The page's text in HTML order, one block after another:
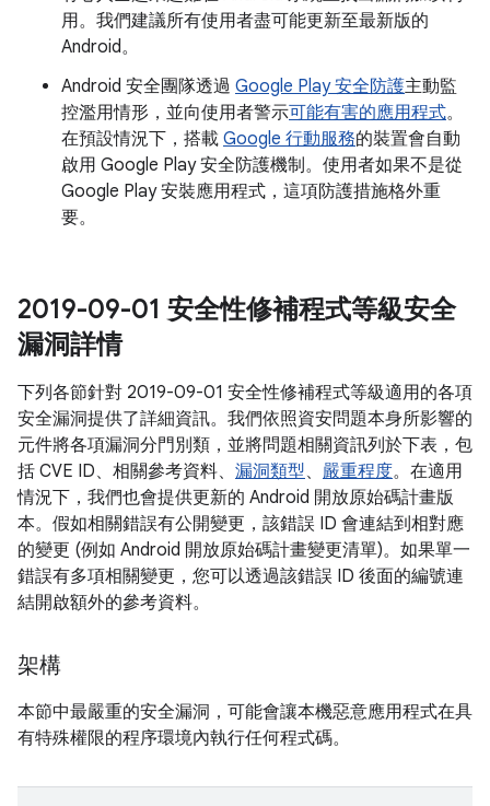
用。我們建議所有使用者盡可能更新至最新版的
Android。
Android 安全團隊透過 Google Play 安全防護主動監
控濫用情形，並向使用者警示可能有害的應用程式。
在預設情況下，搭載 Google 行動服務的裝置會自動
啟用 Google Play 安全防護機制。使用者如果不是從
Google Play 安裝應用程式，這項防護措施格外重
要。
2019-09-01 安全性修補程式等級安全
漏洞詳情
下列各節針對 2019-09-01 安全性修補程式等級適用的各項
安全漏洞提供了詳細資訊。我們依照資安問題本身所影響的
元件將各項漏洞分門別類，並將問題相關資訊列於下表，包
括 CVE ID、相關參考資料、 漏洞類型、 嚴重程度。在適用
情況下，我們也會提供更新的 Android 開放原始碼計畫版
本。假如相關錯誤有公開變更，該錯誤 ID 會連結到相對應
的變更 (例如 Android 開放原始碼計畫變更清單)。如果單一
錯誤有多項相關變更，您可以透過該錯誤 ID 後面的編號連
結開啟額外的參考資料。
架構
本節中最嚴重的安全漏洞，可能會讓本機惡意應用程式在具
有特殊權限的程序環境內執行任何程式碼。